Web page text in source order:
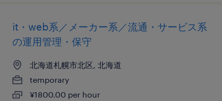
it・web系／メーカー系／流通・サービス系
の運用管理・保守
北海道札幌市北区, 北海道
temporary
¥1800.00 per hour